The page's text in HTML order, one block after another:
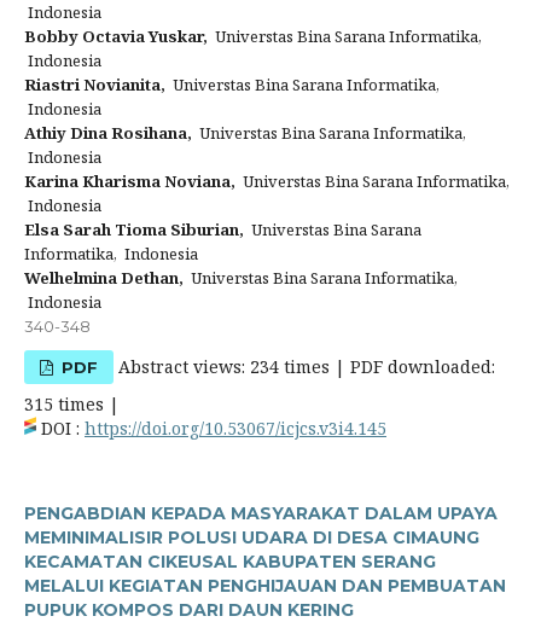
Indonesia
Bobby Octavia Yuskar, Universtas Bina Sarana Informatika,
Indonesia
Riastri Novianita, Universtas Bina Sarana Informatika,
Indonesia
Athiy Dina Rosihana, Universtas Bina Sarana Informatika,
Indonesia
Karina Kharisma Noviana, Universtas Bina Sarana Informatika,
Indonesia
Elsa Sarah Tioma Siburian, Universtas Bina Sarana
Informatika, Indonesia
Welhelmina Dethan, Universtas Bina Sarana Informatika,
Indonesia
340-348
PDF
Abstract views: 234 times | PDF downloaded:
315 times |
DOI : https://doi.org/10.53067/icjcs.v3i4.145
PENGABDIAN KEPADA MASYARAKAT DALAM UPAYA
MEMINIMALISIR POLUSI UDARA DI DESA CIMAUNG
KECAMATAN CIKEUSAL KABUPATEN SERANG
MELALUI KEGIATAN PENGHIJAUAN DAN PEMBUATAN
PUPUK KOMPOS DARI DAUN KERING